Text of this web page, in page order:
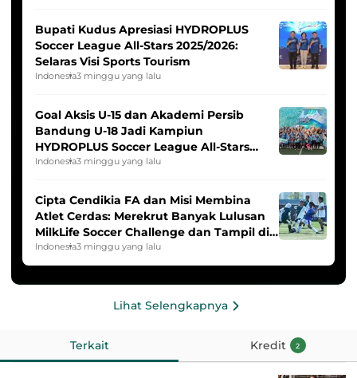
Bupati Kudus Apresiasi HYDROPLUS
Soccer League All-Stars 2025/2026:
Selaras Visi Sports Tourism
Indonesia3 minggu yang lalu
Goal Aksis U-15 dan Akademi Persib
Bandung U-18 Jadi Kampiun
HYDROPLUS Soccer League All-Stars
2025/2026
Indonesia3 minggu yang lalu
Cipta Cendikia FA dan Misi Membina
Atlet Cerdas: Merekrut Banyak Lulusan
MilkLife Soccer Challenge dan Tampil di
HYDROPLUS Soccer League
Indonesia3 minggu yang lalu
Lihat Selengkapnya
Terkait Kredit 2